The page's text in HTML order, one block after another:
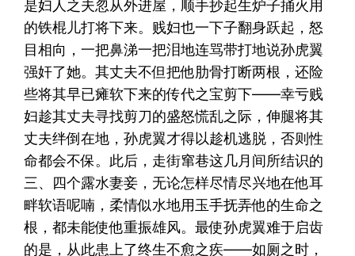
是妇人之夫忽从外进屋，顺手抄起生炉子捅火用
的铁棍儿打将下来。贱妇也一下子翻身跃起，怒
目相向，一把鼻涕一把泪地连骂带打地说孙虎翼
强奸了她。其丈夫不但把他肋骨打断两根，还险
些将其早已瘫软下来的传代之宝剪下——幸亏贱
妇趁其丈夫寻找剪刀的盛怒慌乱之际，伸腿将其
丈夫绊倒在地，孙虎翼才得以趁机逃脱，否则性
命都会不保。此后，走街窜巷这几月间所结识的
三、四个露水妻妾，无论怎样尽情尽兴地在他耳
畔软语呢喃，柔情似水地用玉手抚弄他的生命之
根，都未能使他重振雄风。最使孙虎翼难于启齿
的是，从此患上了终生不愈之疾——如厕之时，